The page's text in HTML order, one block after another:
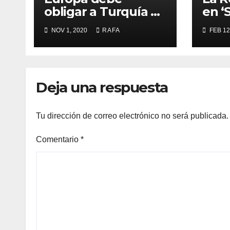
obligar a Turquí­a a
respetar la
Convención de la
ONU y retirarse del
NOV 1, 2020 RAFA
en
FEB
Deja una respuesta
Tu dirección de correo electrónico no será publicada.
Comentario *